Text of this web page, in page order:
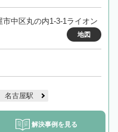
中区丸の内1-3-1ライオン
地図
名古屋駅
解決事例を見る